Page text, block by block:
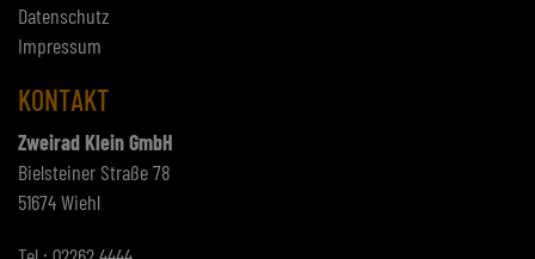
Datenschutz
Impressum
KONTAKT
Zweirad Klein GmbH
Bielsteiner Straße 78
51674 Wiehl